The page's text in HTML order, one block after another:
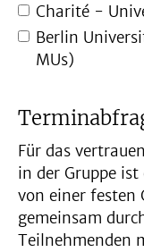
Charité -
Berlin
MUs)
Für das
in der Gruppe
von einer festen
gemeinsam
Teilnehmenden